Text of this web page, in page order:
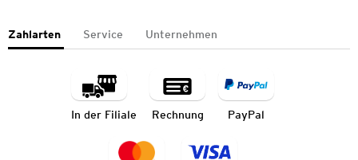
Zahlarten Service Unternehmen
In der Filiale Rechnung PayPal